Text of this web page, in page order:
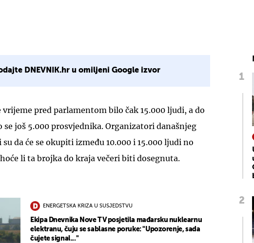
DNEVNIK.hr u omiljeni Google izvor
vrijeme pred parlamentom bilo čak 15.000 ljudi, a do
se još 5.000 prosvjednika. Organizatori današnjeg
da će se okupiti između 10.000 i 15.000 ljudi no
li ta brojka do kraja večeri biti dosegnuta.
ENERGETSKA KRIZA U SUSJEDSTVU
Ekipa Dnevnika Nove TV posjetila mađarsku nuklearnu
elektranu, čuju se sablasne poruke: "Upozorenje, sada
čujete signal..."